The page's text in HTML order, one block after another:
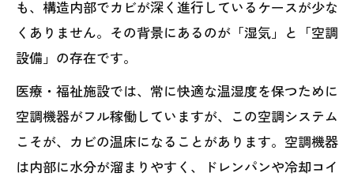
も、構造内部でカビが深く進行しているケースが少な
くありません。その背景にあるのが「湿気」と「空調
設備」の存在です。
医療・福祉施設では、常に快適な温湿度を保つために
空調機器がフル稼働していますが、この空調システム
こそが、カビの温床になることがあります。空調機器
は内部に水分が溜まりやすく、ドレンパンや冷却コイ